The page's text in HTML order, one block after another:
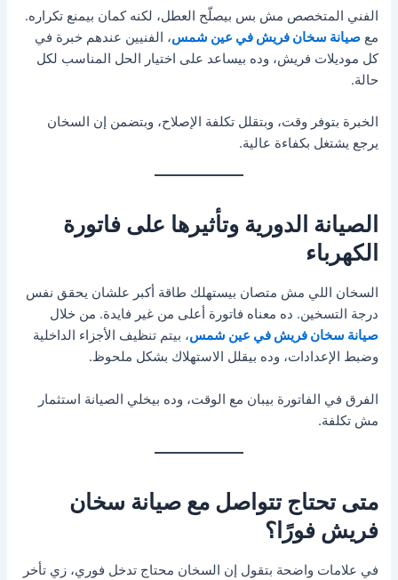
الفني المتخصص مش بس بيصلّح العطل، لكنه كمان بيمنع تكراره.
معصيانة سخان فريش في عين شمس، الفنيين عندهم خبرة في
كل موديلات فريش، وده بيساعد على اختيار الحل المناسب لكل
حالة.
الخبرة بتوفر وقت، وبتقلل تكلفة الإصلاح، وبتضمن إن السخان
يرجع يشتغل بكفاءة عالية.
الصيانة الدورية وتأثيرها على فاتورة
الكهرباء
السخان اللي مش متصان بيستهلك طاقة أكبر علشان يحقق نفس
درجة التسخين. ده معناه فاتورة أعلى من غير فايدة. من خلال
صيانة سخان فريش في عين شمس، بيتم تنظيف الأجزاء الداخلية
وضبط الإعدادات، وده بيقلل الاستهلاك بشكل ملحوظ.
الفرق في الفاتورة بيبان مع الوقت، وده بيخلي الصيانة استثمار
مش تكلفة.
متى تحتاج تتواصل مع صيانة سخان
فريش فورًا؟
في علامات واضحة بتقول إن السخان محتاج تدخل فوري، زي تأخر